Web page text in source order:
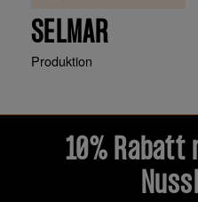
SELMAR
Produktion
10%